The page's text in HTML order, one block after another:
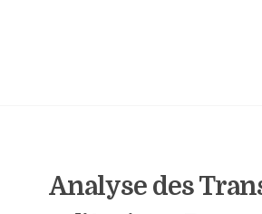
Analyse des